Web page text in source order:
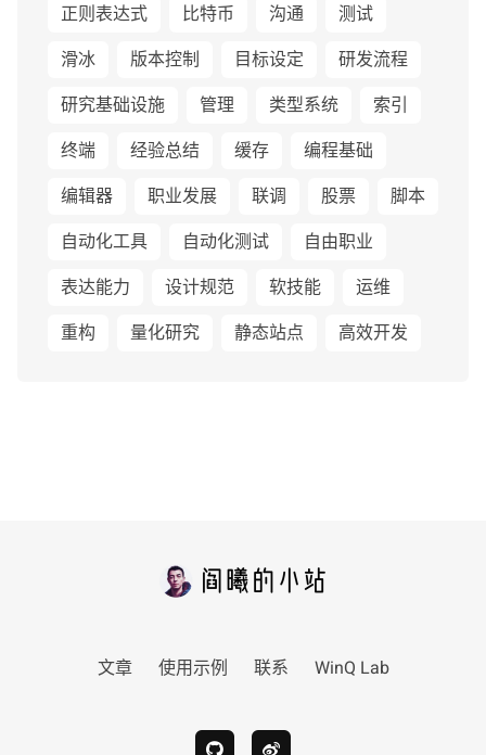
正则表达式
比特币 沟通
测试
滑冰
版本控制 目标设定
研发流程
研究基础设施
管理 类型系统
索引
终端
经验总结 缓存
编程基础
编辑器
职业发展 联调 股票
脚本
自动化工具
自动化测试
自由职业
表达能力
设计规范 软技能
运维
重构
量化研究 静态站点 高效开发
文章 使用示例 联系 WinQ Lab